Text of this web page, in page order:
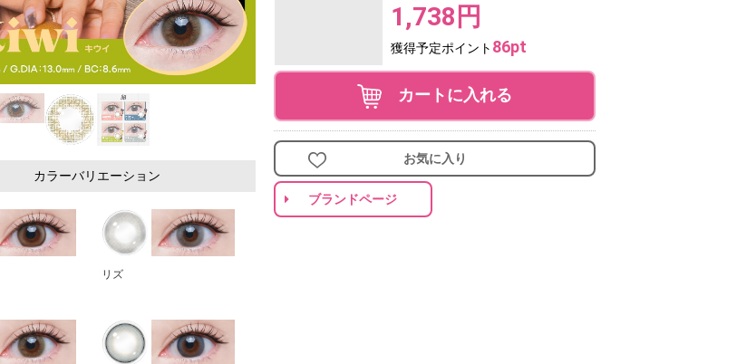
カラーバリエーション
リズ
1,738円
獲得予定ポイント 86pt
カートに入れる
お気に入り
ブランドページ